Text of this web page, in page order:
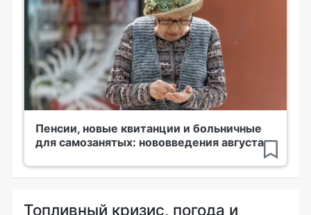
Пенсии, новые квитанции и больничные
для самозанятых: нововведения августа
Топливный кризис, погода и